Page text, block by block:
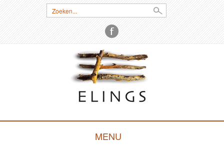
Zoeken:
MENU